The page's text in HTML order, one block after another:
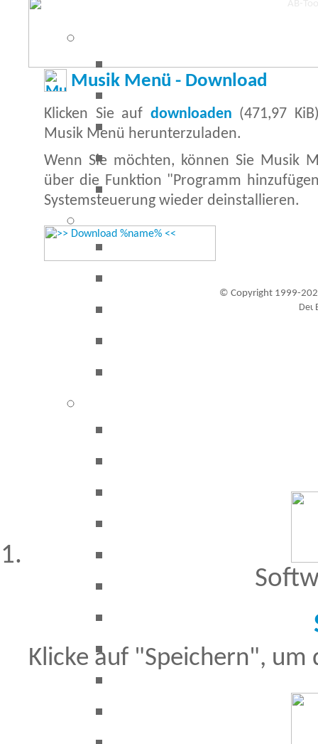
Musik Menü - Download
Klicken Sie auf downloaden (471,97
Musik Menü herunterzuladen.
Wenn Sie möchten, können Sie Musik
über die Funktion "Programm
Systemsteuerung wieder deinstallieren.
© Copyright 1999-
Besucher seit 20.09.1999: 19450716
Klicke auf "Speichern", um